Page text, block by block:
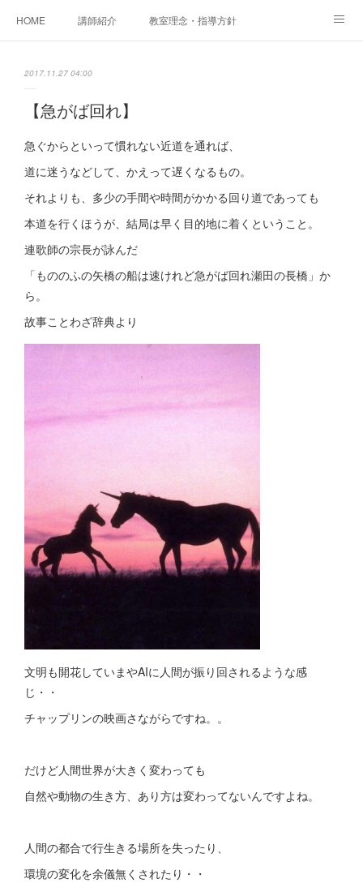
HOME 講師紹介 教室理念・指導方針
ご相談・体験レッスンお申し込み
アクセス 演奏スケジュール
2017.11.27 04:00
【急がば回れ】
急ぐからといって慣れない近道を通れば、
道に迷うなどして、かえって遅くなるもの。
それよりも、多少の手間や時間がかかる回り道であっても
本道を行くほうが、結局は早く目的地に着くということ。
連歌師の宗長が詠んだ
「もののふの矢橋の船は速けれど急がば回れ瀬田の長橋」か
ら。
故事ことわざ辞典より
文明も開花していまやAIに人間が振り回されるような感
じ・・
チャップリンの映画さながらですね。。
だけど人間世界が大きく変わっても
自然や動物の生き方、あり方は変わってないんですよね。
人間の都合で行生きる場所を失ったり、
環境の変化を余儀無くされたり・・